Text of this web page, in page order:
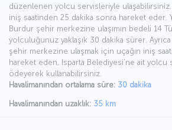
düzenlenen yolcu servisleriyle
iniş saatinden 25 dakika sonra hareket eder.
Burdur şehir merkezine ulaşımın bedeli 14
yolculuğunuz yaklaşık 30 dakika sürer. Ayrıca
şehir merkezine ulaşmak için uçağın iniş
hareket eden, Isparta Belediyesi’ne ait yolcu
ödeyerek kullanabilirsiniz.
Havalimanından ortalama süre: 30 dakika
Havalimanından uzaklık: 35 km